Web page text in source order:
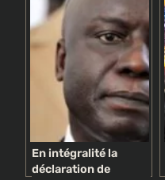
En intégralité la
déclaration de